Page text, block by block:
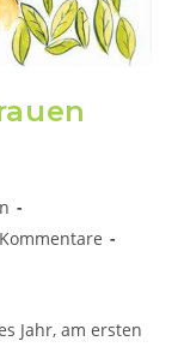
Jahr, am ersten